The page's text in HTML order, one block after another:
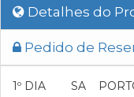
Detalhes do
Pedido de
1º DIA SA